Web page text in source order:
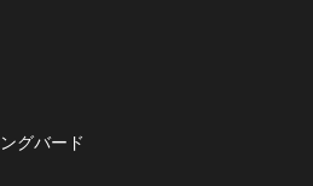
グバード